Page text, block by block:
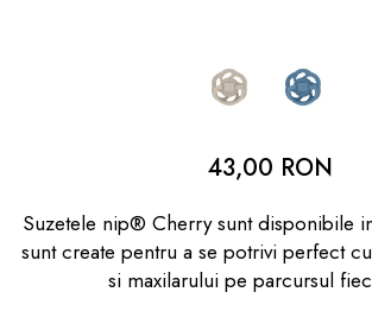
Produse îngrijire copii
43,00 RON
Suzetele nip® Cherrysunt disponibile
sunt create pentru a se potrivi perfect
si maxilarului pe parcursul